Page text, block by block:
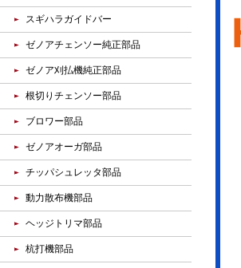
スギハラガイドバー
ゼノアチェンソー純正部品
ゼノア刈払機純正部品
根切りチェンソー部品
ブロワー部品
ゼノアオーガ部品
チッパシュレッタ部品
動力散布機部品
ヘッジトリマ部品
杭打機部品